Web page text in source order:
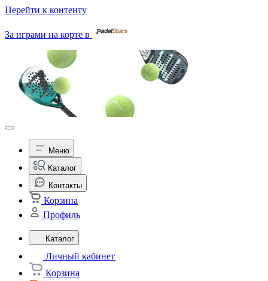
Перейти к контенту
За играми на корте в
Меню
Каталог
Контакты
Корзина
Профиль
Каталог
Личный кабинет
Корзина